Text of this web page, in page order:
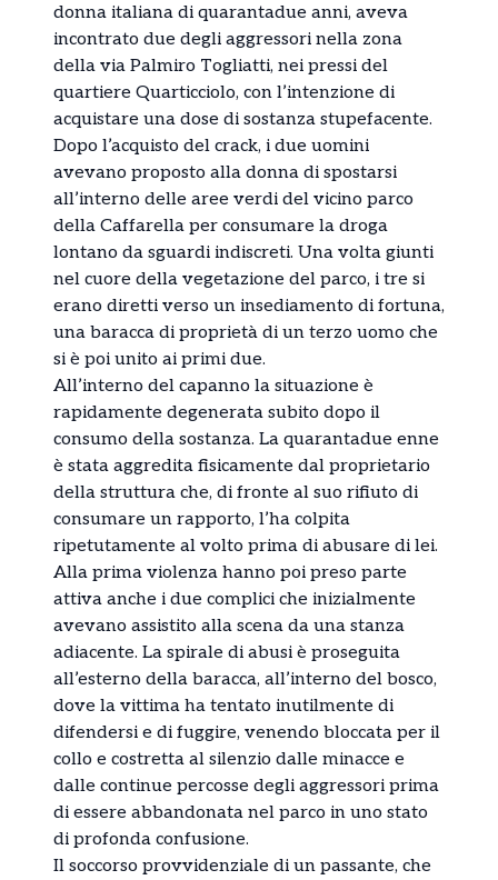
donna italiana di quarantadue anni, aveva
incontrato due degli aggressori nella zona
della via Palmiro Togliatti, nei pressi del
quartiere Quarticciolo, con l’intenzione di
acquistare una dose di sostanza stupefacente.
Dopo l’acquisto del crack, i due uomini
avevano proposto alla donna di spostarsi
all’interno delle aree verdi del vicino parco
della Caffarella per consumare la droga
lontano da sguardi indiscreti. Una volta giunti
nel cuore della vegetazione del parco, i tre si
erano diretti verso un insediamento di fortuna,
una baracca di proprietà di un terzo uomo che
si è poi unito ai primi due.
All’interno del capanno la situazione è
rapidamente degenerata subito dopo il
consumo della sostanza. La quarantadue enne
è stata aggredita fisicamente dal proprietario
della struttura che, di fronte al suo rifiuto di
consumare un rapporto, l’ha colpita
ripetutamente al volto prima di abusare di lei.
Alla prima violenza hanno poi preso parte
attiva anche i due complici che inizialmente
avevano assistito alla scena da una stanza
adiacente. La spirale di abusi è proseguita
all’esterno della baracca, all’interno del bosco,
dove la vittima ha tentato inutilmente di
difendersi e di fuggire, venendo bloccata per il
collo e costretta al silenzio dalle minacce e
dalle continue percosse degli aggressori prima
di essere abbandonata nel parco in uno stato
di profonda confusione.
Il soccorso provvidenziale di un passante, che